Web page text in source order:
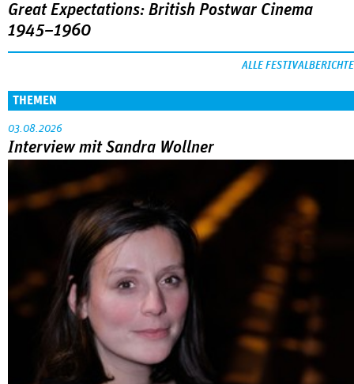
Great Expectations: British Postwar Cinema
1945–1960
ALLE FESTIVALBERICHTE
THEMEN
03.08.2026
Interview mit Sandra Wollner